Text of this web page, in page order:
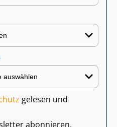
gelesen und
abonnieren.